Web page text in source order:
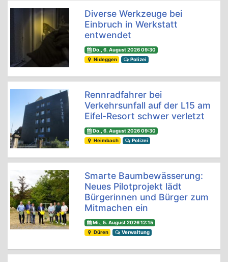
Diverse Werkzeuge bei
Einbruch in Werkstatt
entwendet
Do., 6. August 2026 09:30
Nideggen
Polizei
Rennradfahrer bei
Verkehrsunfall auf der L15 am
Eifel-Resort schwer verletzt
Do., 6. August 2026 09:30
Heimbach
Polizei
Smarte Baumbewässerung:
Neues Pilotprojekt lädt
Bürgerinnen und Bürger zum
Mitmachen ein
Mi., 5. August 2026 12:15
Düren
Verwaltung